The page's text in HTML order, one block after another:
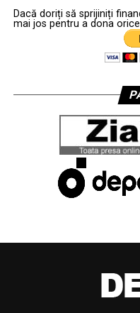
Dacă doriți să sprijiniți
mai jos pentru a dona